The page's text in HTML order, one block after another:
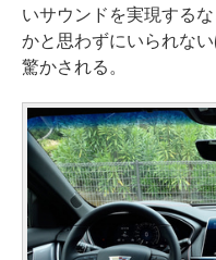
いサウンドを実現する
かと思わずにいられな
驚かされる。